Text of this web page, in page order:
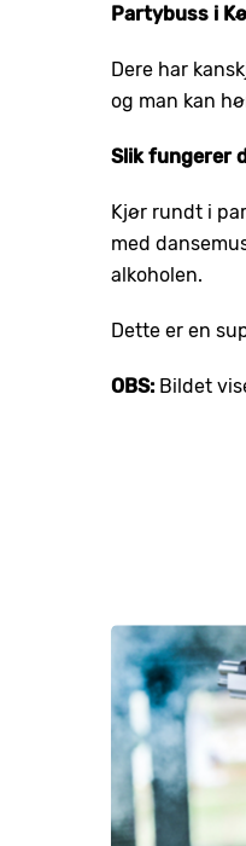
Partybuss i
Dere har
og man kan
Slik fungerer
Kjør rundt i
med
alkoholen.
Dette er en
OBS: Bildet